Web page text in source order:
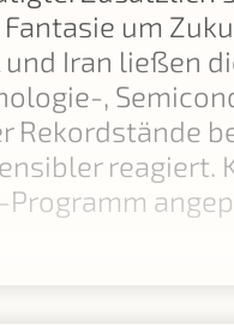
Fantasie um
und Iran ließen
,
Rekordstände
reagiert.
Programm